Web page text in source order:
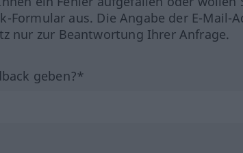
Formular aus. Die Angabe der E-
nur zur Beantwortung Ihrer Anfrage.
geben?*